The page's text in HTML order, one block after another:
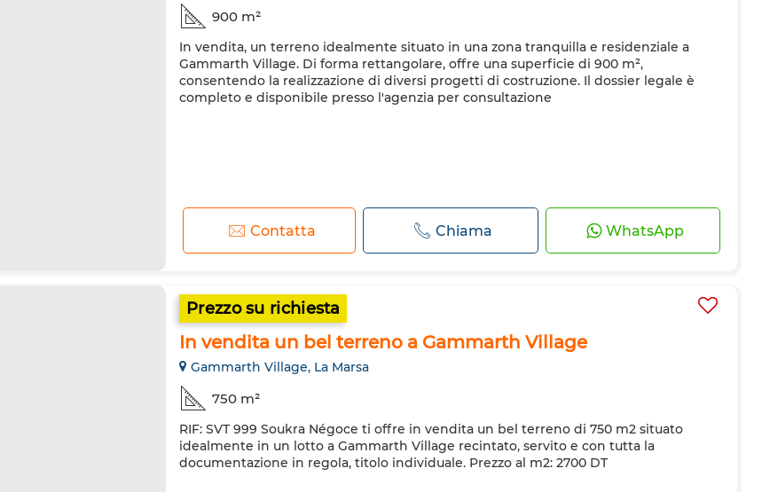
900 m²
In vendita, un terreno idealmente situato in una zona tranquilla e residenziale a
Gammarth Village. Di forma rettangolare, offre una superficie di 900 m²,
consentendo la realizzazione di diversi progetti di costruzione. Il dossier legale è
completo e disponibile presso l'agenzia per consultazione
Contatta Chiama WhatsApp
Prezzo su richiesta
In vendita un bel terreno a Gammarth Village
Gammarth Village, La Marsa
750 m²
RIF: SVT 999 Soukra Négoce ti offre in vendita un bel terreno di 750 m2 situato
idealmente in un lotto a Gammarth Village recintato, servito e con tutta la
documentazione in regola, titolo individuale. Prezzo al m2: 2700 DT